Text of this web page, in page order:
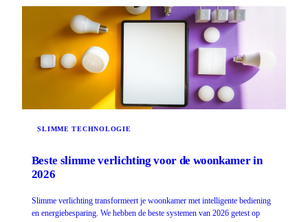
SLIMME TECHNOLOGIE
Beste slimme verlichting voor de woonkamer in
2026
Slimme verlichting transformeert je woonkamer met intelligente bediening
en energiebesparing. We hebben de beste systemen van 2026 getest op